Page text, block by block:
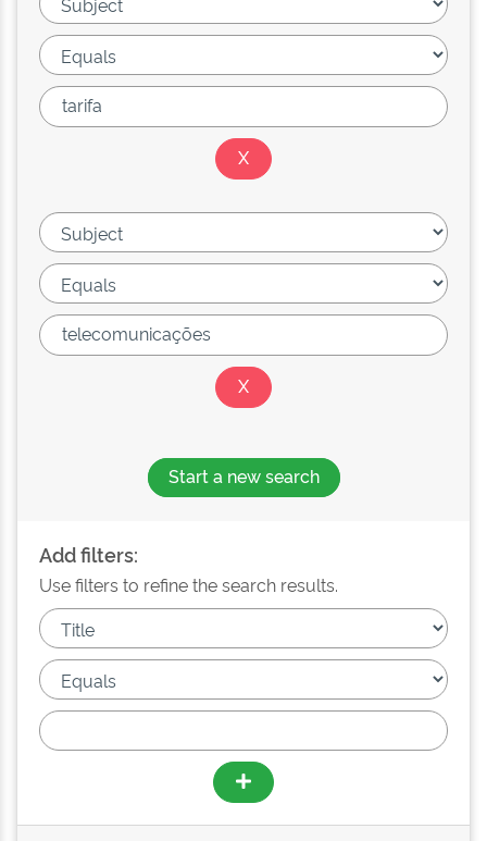
Start a new search
Add filters:
Use filters to refine the search results.